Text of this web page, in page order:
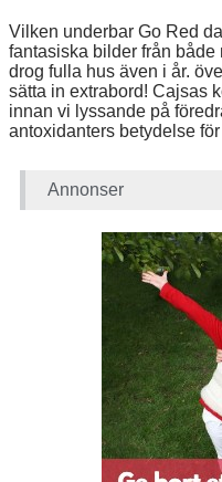
Vilken underbar Go Red
fantasiska bilder från
drog fulla hus även i år.
sätta in extrabord! Cajsas
innan vi lyssande på
antoxidanters betydelse
Annonser